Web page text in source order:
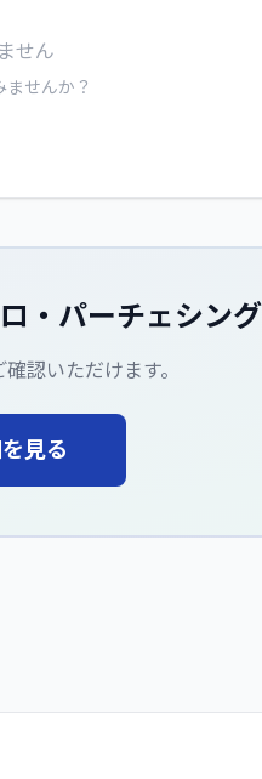
せん
せんか？
・パーチェシン
認いただけます。
見る